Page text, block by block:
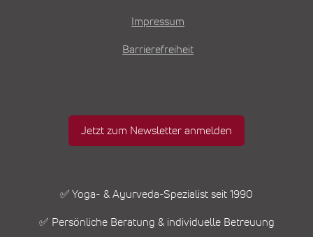
Impressum
Barrierefreiheit
Jetzt zum Newsletter anmelden
✅ Yoga- & Ayurveda-Spezialist seit 1990
✅ Persönliche Beratung & individuelle Betreuung